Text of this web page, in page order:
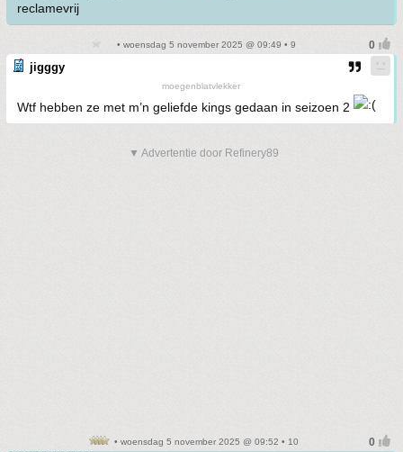
reclamevrij
• woensdag 5 november 2025 @ 09:49 • 9
jigggy
moegenblatvlekker
Wtf hebben ze met m’n geliefde kings gedaan in seizoen 2
▼ Advertentie door Refinery89
• woensdag 5 november 2025 @ 09:52 • 10